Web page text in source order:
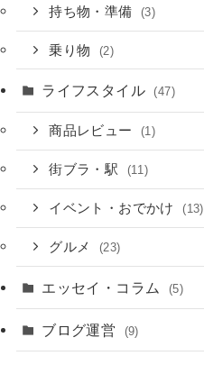
持ち物・準備 (3)
乗り物 (2)
ライフスタイル (47)
商品レビュー (1)
街ブラ・駅 (11)
イベント・おでかけ (13)
グルメ (23)
エッセイ・コラム (5)
ブログ運営 (9)